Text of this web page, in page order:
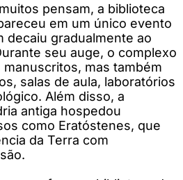
pensam, a biblioteca
em um único evento
decaiu gradualmente ao
seu auge, o complexo
mas também
salas de aula, laboratórios
Além disso, a
antiga hospedou
como Eratóstenes, que
da Terra com